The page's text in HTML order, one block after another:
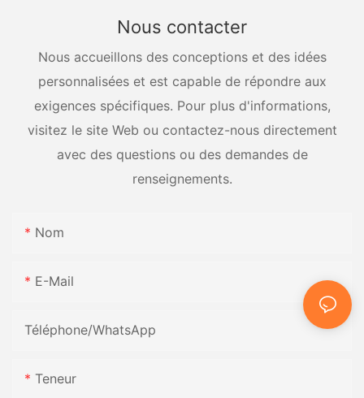
Nous contacter
Nous accueillons des conceptions et des idées
personnalisées et est capable de répondre aux
exigences spécifiques. Pour plus d'informations,
visitez le site Web ou contactez-nous directement
avec des questions ou des demandes de
renseignements.
Nom
E-Mail
Téléphone/WhatsApp
Teneur